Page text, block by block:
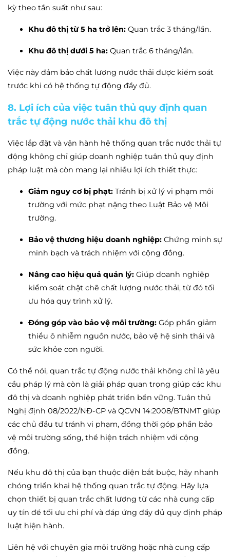
kỳ theo tần suất như sau:
Khu đô thị từ 5 ha trở lên: Quan trắc 3 tháng/lần.
Khu đô thị dưới 5 ha: Quan trắc 6 tháng/lần.
Việc này đảm bảo chất lượng nước thải được kiểm soát
trước khi có hệ thống tự động đầy đủ.
8. Lợi ích của việc tuân thủ quy định quan
trắc tự động nước thải khu đô thị
Việc lắp đặt và vận hành hệ thống quan trắc nước thải tự
động không chỉ giúp doanh nghiệp tuân thủ quy định
pháp luật mà còn mang lại nhiều lợi ích thiết thực:
Giảm nguy cơ bị phạt: Tránh bị xử lý vi phạm môi
trường với mức phạt nặng theo Luật Bảo vệ Môi
trường.
Bảo vệ thương hiệu doanh nghiệp: Chứng minh sự
minh bạch và trách nhiệm với cộng đồng.
Nâng cao hiệu quả quản lý: Giúp doanh nghiệp
kiểm soát chặt chẽ chất lượng nước thải, từ đó tối
ưu hóa quy trình xử lý.
Đóng góp vào bảo vệ môi trường: Góp phần giảm
thiểu ô nhiễm nguồn nước, bảo vệ hệ sinh thái và
sức khỏe con người.
Có thể nói, quan trắc tự động nước thải không chỉ là yêu
cầu pháp lý mà còn là giải pháp quan trọng giúp các khu
đô thị và doanh nghiệp phát triển bền vững. Tuân thủ
Nghị định 08/2022/NĐ-CP và QCVN 14:2008/BTNMT giúp
các chủ đầu tư tránh vi phạm, đồng thời góp phần bảo
vệ môi trường sống, thể hiện trách nhiệm với cộng
đồng.
Nếu khu đô thị của bạn thuộc diện bắt buộc, hãy nhanh
chóng triển khai hệ thống quan trắc tự động. Hãy lựa
chọn thiết bị quan trắc chất lượng từ các nhà cung cấp
uy tín để tối ưu chi phí và đáp ứng đầy đủ quy định pháp
luật hiện hành.
Liên hệ với chuyên gia môi trường hoặc nhà cung cấp